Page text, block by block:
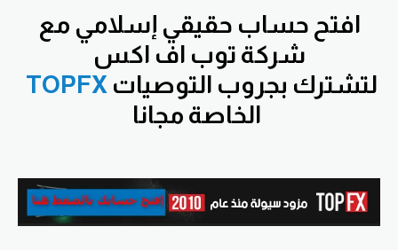
افتح حساب حقيقي إسلامي مع
شركة توب اف اكس
TOPFX